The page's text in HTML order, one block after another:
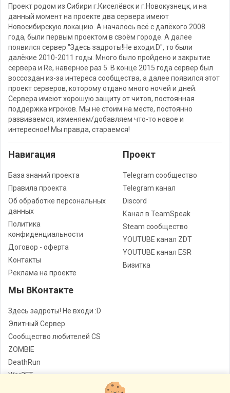
Проект родом из Сибири г.Киселёвск и г.Новокузнецк, и на
данный момент на проекте два сервера имеют
Новосибирскую локацию. А началось всё с далёкого 2008
года, были первым проектом в своём городе. А далее
появился сервер "Здесь задроты!Не входи:D", то были
далёкие 2010-2011 годы. Много было пройдено и закрытие
сервера и Re, наверное раз 5. В конце 2015 года сервер был
воссоздан из-за интереса сообщества, а далее появился этот
проект серверов, которому отдано много ночей и дней.
Сервера имеют хорошую защиту от читов, постоянная
поддержка игроков. Мы не стоим на месте, постоянно
развиваемся, изменяем/добавляем что-то новое и
интересное! Мы правда, стараемся!
Навигация
База знаний проекта
Правила проекта
Об обработке персональных
данных
Политика
конфиденциальности
Договор - оферта
Контакты
Реклама на проекте
Проект
Telegram сообщество
Telegram канал
Discord
Канал в TeamSpeak
Steam сообщество
YOUTUBE канал ZDT
YOUTUBE канал ESR
Визитка
Мы ВКонтакте
Здесь задроты! Не входи :D
Элитный Сервер
Сообщество любителей CS
ZOMBIE
DeathRun
War3FT